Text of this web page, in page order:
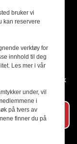
presseetikken slik
bruker vi
kan reservere
verktøy for
innhold til deg
Les mer i vår
under, vil
i
på tvers av
finner du på